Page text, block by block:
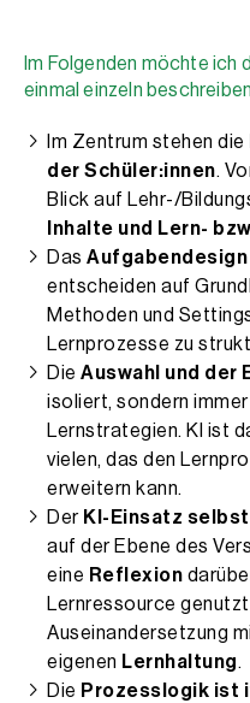
Im Folgenden möchte ich
einmal einzeln
Im Zentrum stehen die
der Schüler:innen.
Blick auf Lehr-/
Inhalte und Lern-
DasAufgabendesign
entscheiden auf
Methoden und
Lernprozesse zu
DieAuswahl und der
isoliert, sondern
Lernstrategien. KI ist
vielen, das den
erweitern kann.
Der KI-Einsatz
auf der Ebene des
eine Reflexion
Lernressource
Auseinandersetzung
eigenen Lernhaltung.
Die Prozesslogik ist